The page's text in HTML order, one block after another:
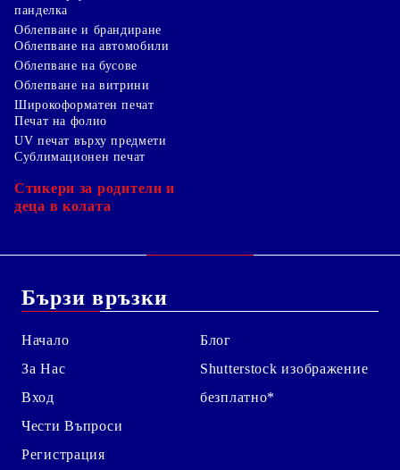
панделка
Облепване и брандиране
Облепване на автомобили
Облепване на бусове
Облепване на витрини
Широкоформатен печат
Печат на фолио
UV печат върху предмети
Сублимационен печат
Стикери за родители и
деца в колата
Бързи връзки
Начало
За Нас
Вход
Чести Въпроси
Регистрация
Блог
Shutterstock изображение
безплатно*